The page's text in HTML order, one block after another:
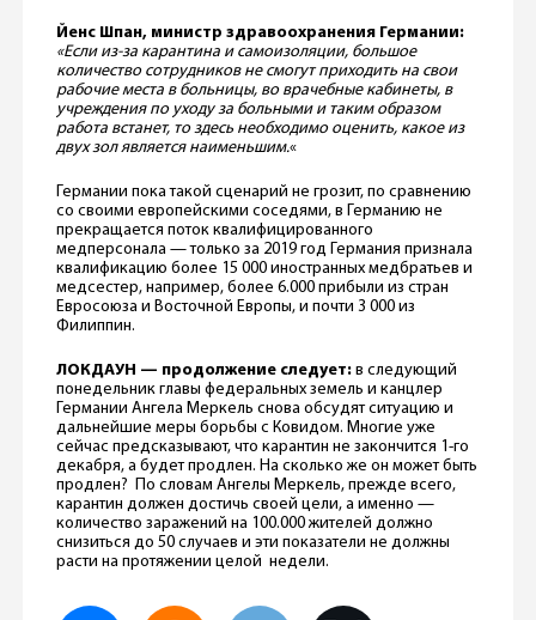
Йенс Шпан, министр здравоохранения Германии:
«Если из-за карантина и самоизоляции, большое
количество сотрудников не смогут приходить на свои
рабочие места в больницы, во врачебные кабинеты, в
учреждения по уходу за больными и таким образом
работа встанет, то здесь необходимо оценить, какое из
двух зол является наименьшим.«
Германии пока такой сценарий не грозит, по сравнению
со своими европейскими соседями, в Германию не
прекращается поток квалифицированного
медперсонала — только за 2019 год Германия признала
квалификацию более 15 000 иностранных медбратьев и
медсестер, например, более 6.000 прибыли из стран
Евросоюза и Восточной Европы, и почти 3 000 из
Филиппин.
ЛОКДАУН — продолжение следует: в следующий
понедельник главы федеральных земель и канцлер
Германии Ангела Меркель снова обсудят ситуацию и
дальнейшие меры борьбы с Ковидом. Многие уже
сейчас предсказывают, что карантин не закончится 1-го
декабря, а будет продлен. На сколько же он может быть
продлен? По словам Ангелы Меркель, прежде всего,
карантин должен достичь своей цели, а именно —
количество заражений на 100.000 жителей должно
снизиться до 50 случаев и эти показатели не должны
расти на протяжении целой недели.